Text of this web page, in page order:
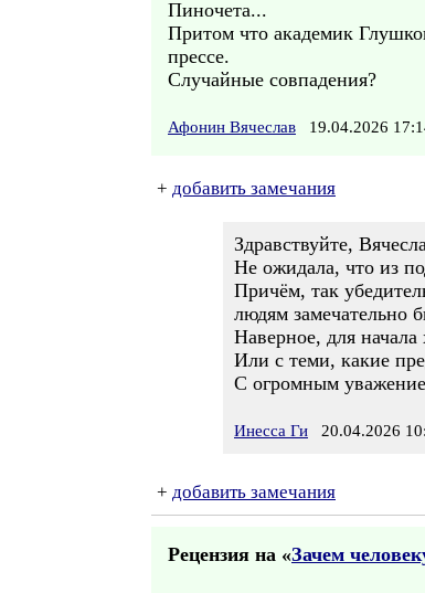
Пиночета...
Притом что академик
прессе.
Случайные совпадения?
Афонин Вячеслав 19.04.2026
+ добавить замечания
Здравствуйте,
Не ожидала, что из
Причём, так
людям замечательно
Наверное, для начала
Или с теми, какие
С огромным
Инесса Ги 20.04.2026
+ добавить замечания
Рецензия на «Зачем